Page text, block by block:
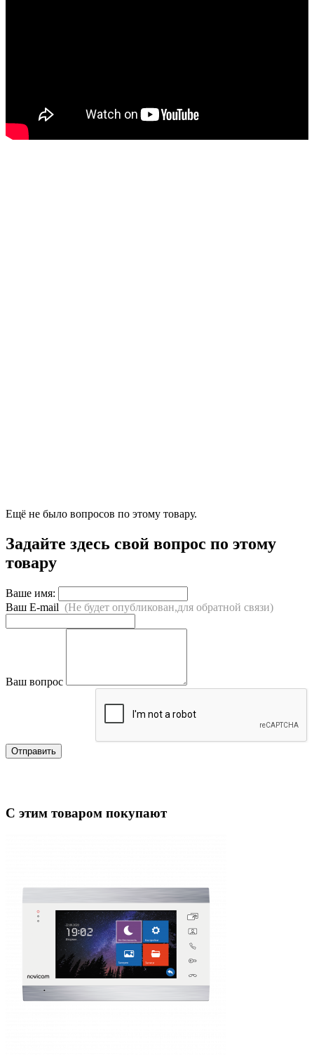
Ещё не было вопросов по этому товару.
Задайте здесь свой вопрос по этому
товару
Ваше имя:
Ваш E-mail (Не будет опубликован,для обратной связи)
Ваш вопрос
Отправить
С этим товаром покупают